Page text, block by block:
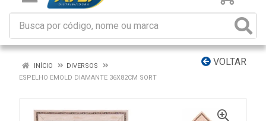
VOLTAR
INÍCIO
DIVERSOS
ESPELHO EMOLD DIAMANTE 36X82CM SORT